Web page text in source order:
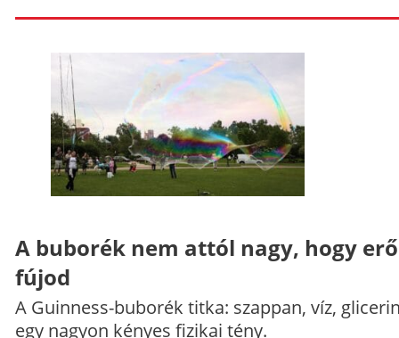
A buborék nem attól nagy, hogy
fújod
A Guinness-buborék titka: szappan, víz,
egy nagyon kényes fizikai tény.